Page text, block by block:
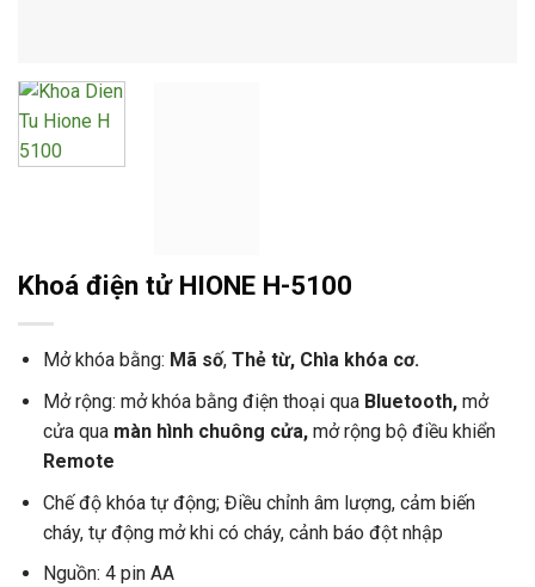
Khoá điện tử HIONE H-5100
Mở khóa bằng: Mã số, Thẻ từ, Chìa khóa cơ.
Mở rộng: mở khóa bằng điện thoại qua Bluetooth, mở
cửa quamàn hình chuông cửa, mở rộng bộ điều khiển
Remote
Chế độ khóa tự động; Điều chỉnh âm lượng, cảm biến
cháy, tự động mở khi có cháy, cảnh báo đột nhập
Nguồn: 4 pin AA